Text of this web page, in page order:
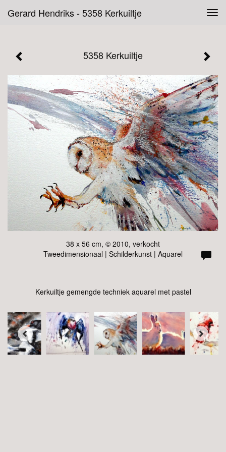
Gerard Hendriks - 5358 Kerkuiltje
5358 Kerkuiltje
38 x 56 cm, © 2010, verkocht
Tweedimensionaal | Schilderkunst | Aquarel
Kerkuiltje gemengde techniek aquarel met pastel